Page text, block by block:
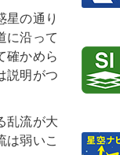
の通り
に沿って
確かめら
説明がつ
乱流が大
は弱いこ